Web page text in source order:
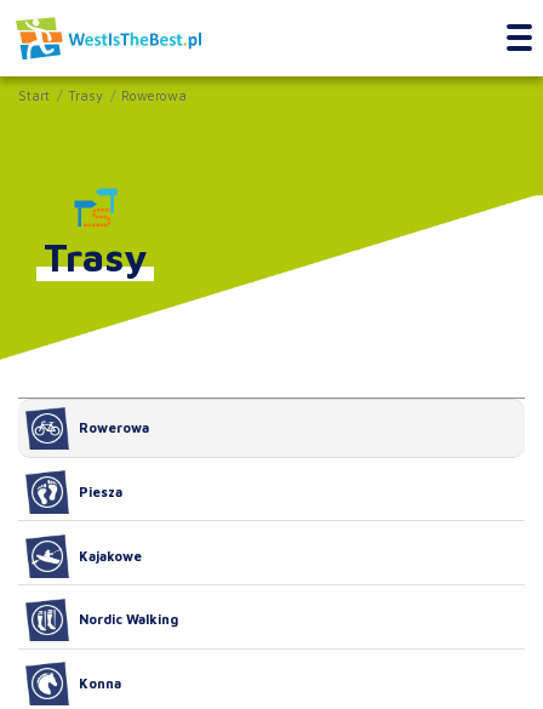
Start Trasy Rowerowa
Trasy
Rowerowa
Piesza
Kajakowe
Nordic Walking
Konna